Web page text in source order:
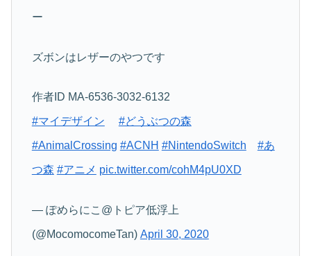
ー
ズボンはレザーのやつです
作者ID MA-6536-3032-6132
#マイデザイン #どうぶつの森
#AnimalCrossing #ACNH #NintendoSwitch #あ
つ森 #アニメ pic.twitter.com/cohM4pU0XD
— ぽめらにこ@トピア低浮上
(@MocomocomeTan) April 30, 2020